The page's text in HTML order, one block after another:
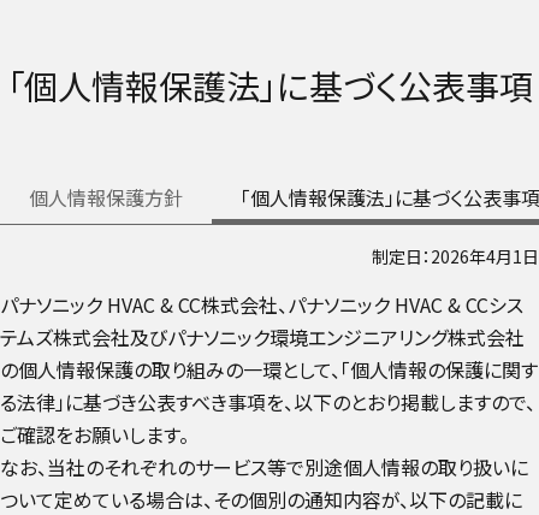
「個人情報保護法」に基づく公表事項
個人情報保護方針 「個人情報保護法」に基づく公表事項
制定日：2026年4月1日
パナソニック HVAC & CC株式会社、パナソニック HVAC & CCシス
テムズ株式会社及びパナソニック環境エンジニアリング株式会社
の個人情報保護の取り組みの一環として、「個人情報の保護に関す
る法律」に基づき公表すべき事項を、以下のとおり掲載しますので、
ご確認をお願いします。
なお、当社のそれぞれのサービス等で別途個人情報の取り扱いに
ついて定めている場合は、その個別の通知内容が、以下の記載に